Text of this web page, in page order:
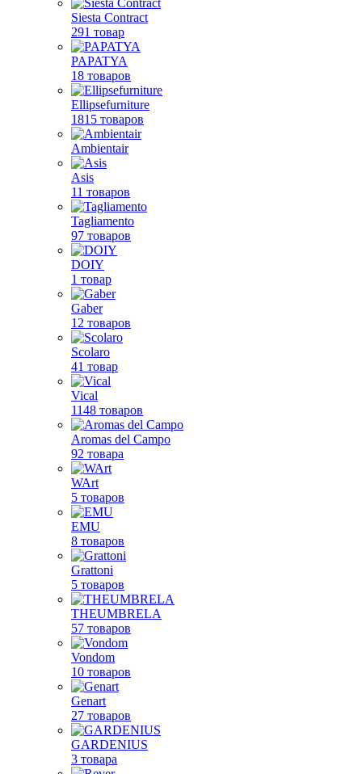
Siesta Contract
291 товар
PAPATYA
18 товаров
Ellipsefurniture
1815 товаров
Ambientair
Asis
11 товаров
Tagliamento
97 товаров
DOIY
1 товар
Gaber
12 товаров
Scolaro
41 товар
Vical
1148 товаров
Aromas del Campo
92 товара
WArt
5 товаров
EMU
8 товаров
Grattoni
5 товаров
THEUMBRELA
57 товаров
Vondom
10 товаров
Genart
27 товаров
GARDENIUS
3 товара